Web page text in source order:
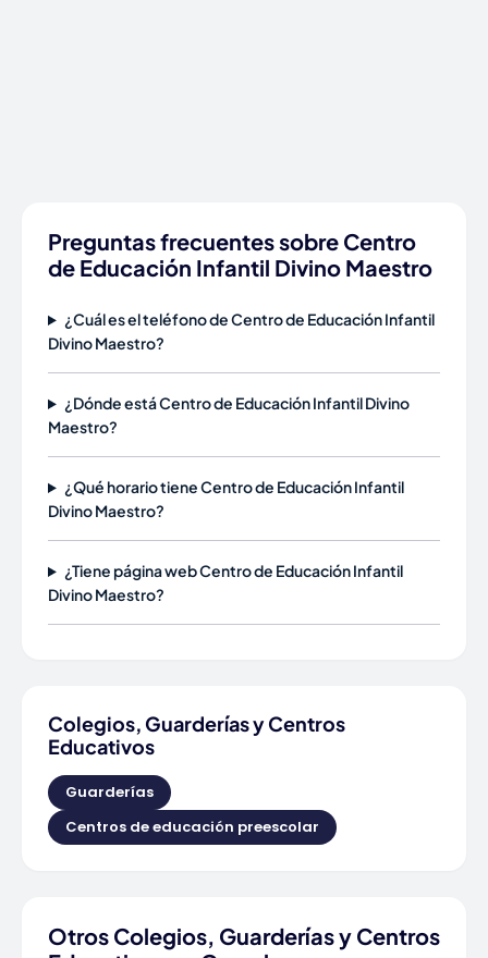
Preguntas frecuentes sobre Centro
de Educación Infantil Divino Maestro
¿Cuál es el teléfono de Centro de Educación Infantil
Divino Maestro?
¿Dónde está Centro de Educación Infantil Divino
Maestro?
¿Qué horario tiene Centro de Educación Infantil
Divino Maestro?
¿Tiene página web Centro de Educación Infantil
Divino Maestro?
Colegios, Guarderías y Centros
Educativos
Guarderías
Centros de educación preescolar
Otros Colegios, Guarderías y Centros